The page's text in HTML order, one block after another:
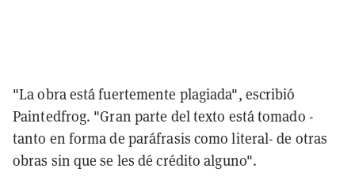
"La obra está fuertemente plagiada", escribió
Paintedfrog. "Gran parte del texto está tomado -
tanto en forma de paráfrasis como literal- de otras
obras sin que se les dé crédito alguno".